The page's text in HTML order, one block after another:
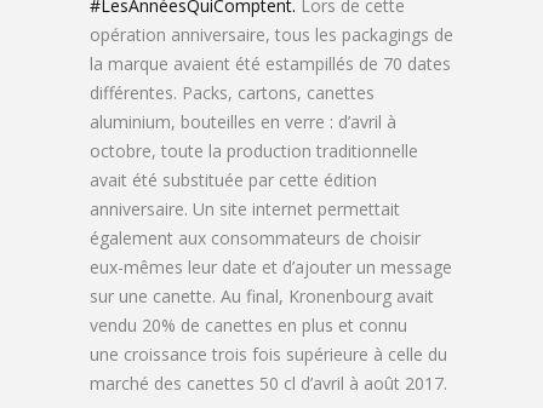
#LesAnnéesQuiComptent. Lors de cette
opération anniversaire, tous les packagings de
la marque avaient été estampillés de 70 dates
différentes. Packs, cartons, canettes
aluminium, bouteilles en verre : d’avril à
octobre, toute la production traditionnelle
avait été substituée par cette édition
anniversaire. Un site internet permettait
également aux consommateurs de choisir
eux-mêmes leur date et d’ajouter un message
sur une canette. Au final, Kronenbourg avait
vendu 20% de canettes en plus et connu
une croissance trois fois supérieure à celle du
marché des canettes 50 cl d’avril à août 2017.